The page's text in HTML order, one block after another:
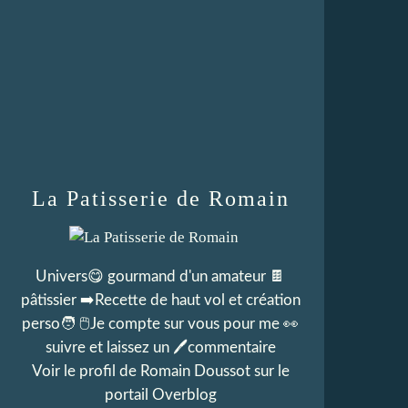
La Patisserie de Romain
Univers😋 gourmand d'un amateur 🍫
pâtissier ➡️Recette de haut vol et création
perso🧑 🖱Je compte sur vous pour me 👀
suivre et laissez un 🖊commentaire
Voir le profil de Romain Doussotsur le
portail Overblog